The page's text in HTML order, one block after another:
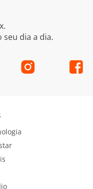
dia a dia.